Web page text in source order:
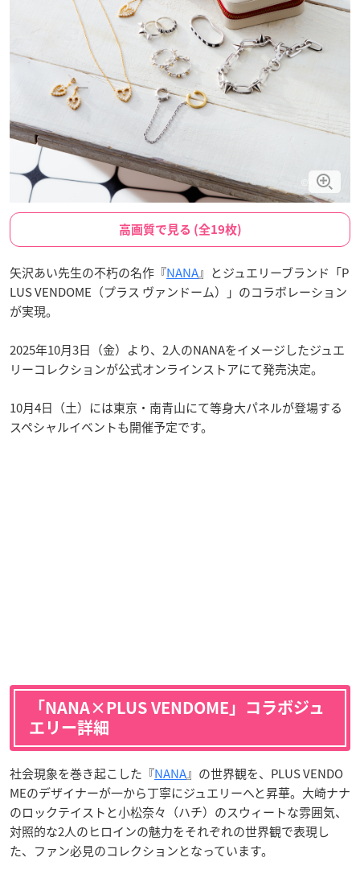
高画質で見る (全19枚)
矢沢あい先生の不朽の名作『NANA』とジュエリーブランド「P
LUS VENDOME（プラス ヴァンドーム）」のコラボレーション
が実現。
2025年10月3日（金）より、2人のNANAをイメージしたジュエ
リーコレクションが公式オンラインストアにて発売決定。
10月4日（土）には東京・南青山にて等身大パネルが登場する
スペシャルイベントも開催予定です。
「NANA×PLUS VENDOME」コラボジュ
エリー詳細
社会現象を巻き起こした『NANA』の世界観を、PLUS VENDO
MEのデザイナーが一から丁寧にジュエリーへと昇華。大崎ナナ
のロックテイストと小松奈々（ハチ）のスウィートな雰囲気、
対照的な2人のヒロインの魅力をそれぞれの世界観で表現し
た、ファン必見のコレクションとなっています。